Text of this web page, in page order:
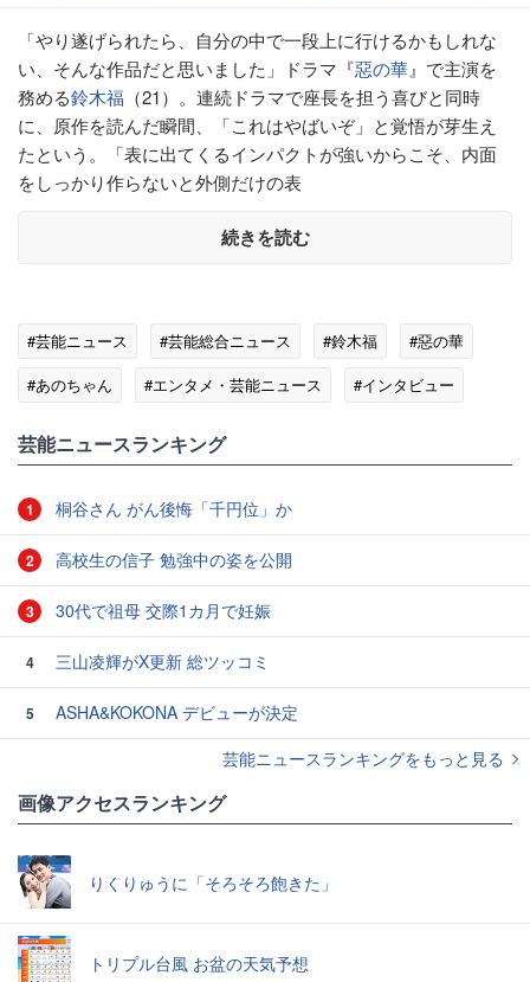
「やり遂げられたら、自分の中で一段上に行けるかもしれな
い、そんな作品だと思いました」ドラマ『惡の華』で主演を
務める鈴木福 （21）。連続ドラマで座長を担う喜びと同時
に、原作を読んだ瞬間、「これはやばいぞ」と覚悟が芽生え
たという。「表に出てくるインパクトが強いからこそ、内面
をしっかり作らないと外側だけの表
続きを読む
#芸能ニュース #芸能総合ニュース #鈴木福
#惡の華
#あのちゃん
#エンタメ・芸能ニュース #インタビュー
芸能ニュースランキング
1 桐谷さん がん後悔「千円位」か
2 高校生の信子 勉強中の姿を公開
3 30代で祖母 交際1カ月で妊娠
4 三山凌輝がX更新 総ツッコミ
5
ASHA&KOKONA デビューが決定
芸能ニュースランキングをもっと見る
画像アクセスランキング
りくりゅうに「そろそろ飽きた」
トリプル台風 お盆の天気予想